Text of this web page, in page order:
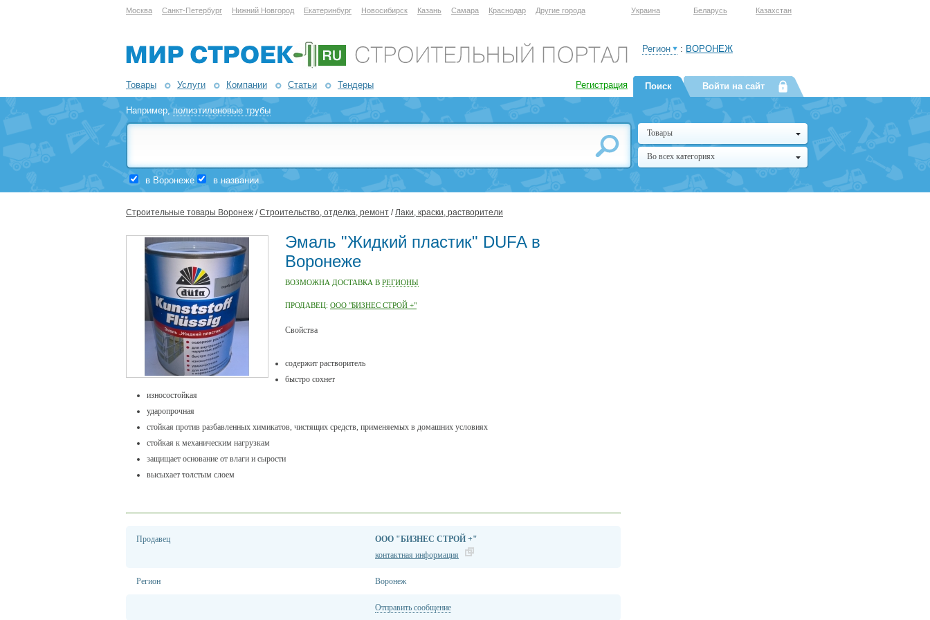
Москва Санкт-Петербург Нижний Новгород Екатеринбург Новосибирск Казань Самара Краснодар Другие города Украина Беларусь Казахстан
Товары Услуги Компании Статьи Тендеры Регистрация
Регион : ВОРОНЕЖ
Например,полиэтиленовые трубы
в Воронеже в названии
Поиск Войти на сайт
Товары
Во всех категориях
Строительные товары Воронеж /Строительство, отделка, ремонт /Лаки, краски, растворители
Эмаль "Жидкий пластик" DUFA в
Воронеже
ВОЗМОЖНА ДОСТАВКА В РЕГИОНЫ
ПРОДАВЕЦ: ООО "БИЗНЕС СТРОЙ +"
Свойства
содержит растворитель
быстро сохнет
износостойкая
ударопрочная
стойкая против разбавленных химикатов, чистящих средств, применяемых в домашних условиях
стойкая к механическим нагрузкам
защищает основание от влаги и сырости
высыхает толстым слоем
Продавец
ООО "БИЗНЕС СТРОЙ +"
контактная информация
Регион Воронеж
Отправить сообщение